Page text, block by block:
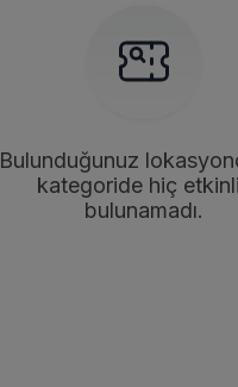
Bulunduğunuz
kategoride hiç
bulunamadı.